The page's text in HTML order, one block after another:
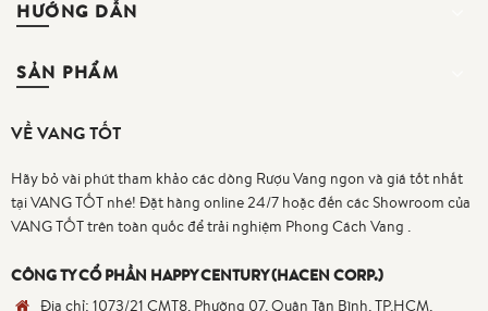
HƯỚNG DẪN
SẢN PHẨM
VỀ VANG TỐT
Hãy bỏ vài phút tham khảo các dòng Rượu Vang ngon và giá tốt nhất
tại VANG TỐT nhé! Đặt hàng online 24/7 hoặc đến các Showroom của
VANG TỐT trên toàn quốc để trải nghiệm Phong Cách Vang .
CÔNG TY CỔ PHẦN HAPPY CENTURY (HACEN CORP.)
Địa chỉ: 1073/21 CMT8, Phường 07, Quận Tân Bình, TP.HCM.